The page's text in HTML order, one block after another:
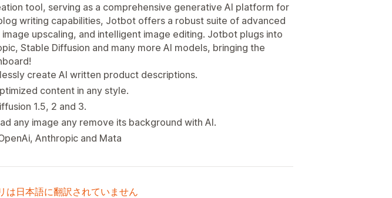
tool, serving as a comprehensive generative AI platform for
writing capabilities, Jotbot offers a robust suite of advanced
upscaling, and intelligent image editing. Jotbot plugs into
Stable Diffusion and many more AI models, bringing the
create AI written product descriptions.
content in any style.
1.5, 2 and 3.
any image any remove its background with AI.
Anthropic and Mata
は日本語に翻訳されていません